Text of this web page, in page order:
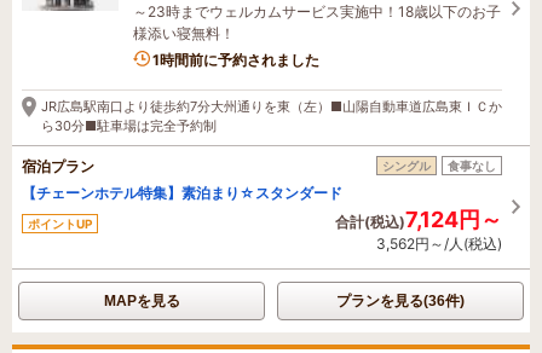
～23時までウェルカムサービス実施中！18歳以下のお子
様添い寝無料！
4名がこの宿を見ています
1時間前に予約されました
JR広島駅南口より徒歩約7分大州通りを東（左）■山陽自動車道広島東ＩＣか
ら30分■駐車場は完全予約制
宿泊プラン シングル 食事なし
【チェーンホテル特集】素泊まり☆スタンダード
ポイントUP 合計(税込)7,124円～
3,562円～/人(税込)
MAPを見る プランを見る(36件)